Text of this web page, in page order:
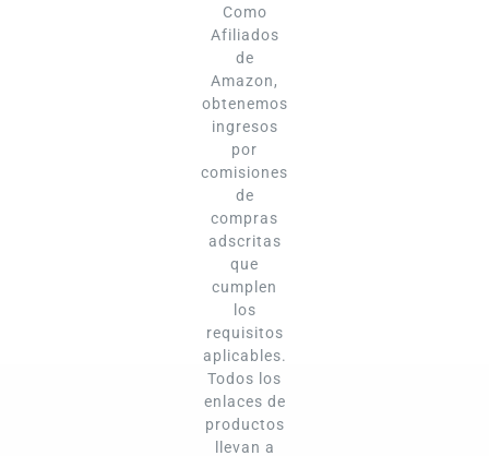
Como
Afiliados
de
Amazon,
obtenemos
ingresos
por
comisiones
de
compras
adscritas
que
cumplen
los
requisitos
aplicables.
Todos los
enlaces de
productos
llevan a